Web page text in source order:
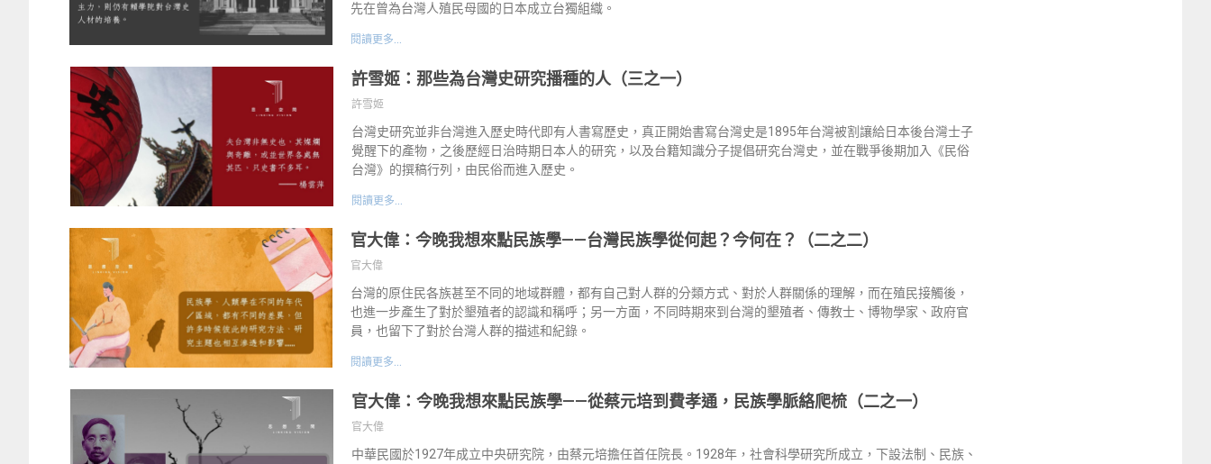
先在曾為台灣人殖民母國的日本成立台獨組織。
閱讀更多...
許雪姬：那些為台灣史研究播種的人（三之一）
許雪姬
台灣史研究並非台灣進入歷史時代即有人書寫歷史，真正開始書寫台灣史是1895年台灣被割讓給日本後台灣士子
覺醒下的產物，之後歷經日治時期日本人的研究，以及台籍知識分子提倡研究台灣史，並在戰爭後期加入《民俗
台灣》的撰稿行列，由民俗而進入歷史。
閱讀更多...
官大偉：今晚我想來點民族學——台灣民族學從何起？今何在？（二之二）
官大偉
台灣的原住民各族甚至不同的地域群體，都有自己對人群的分類方式、對於人群關係的理解，而在殖民接觸後，
也進一步產生了對於墾殖者的認識和稱呼；另一方面，不同時期來到台灣的墾殖者、傳教士、博物學家、政府官
員，也留下了對於台灣人群的描述和紀錄。
閱讀更多...
官大偉：今晚我想來點民族學——從蔡元培到費孝通，民族學脈絡爬梳（二之一）
官大偉
中華民國於1927年成立中央研究院，由蔡元培擔任首任院長。1928年，社會科學研究所成立，下設法制、民族、